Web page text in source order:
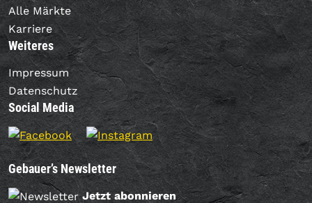
Alle Märkte
Karriere
Weiteres
Impressum
Datenschutz
Social Media
Gebauer’s Newsletter
Jetzt abonnieren